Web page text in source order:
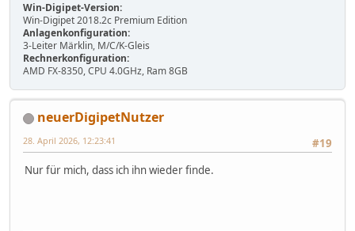
Win-Digipet-Version:
Win-Digipet 2018.2c Premium Edition
Anlagenkonfiguration:
3-Leiter Märklin, M/C/K-Gleis
Rechnerkonfiguration:
AMD FX-8350, CPU 4.0GHz, Ram 8GB
neuerDigipetNutzer
#19
28. April 2026, 12:23:41
Nur für mich, dass ich ihn wieder finde.